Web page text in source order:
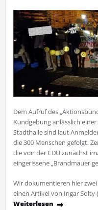
Dem Aufruf des
Kundgebung anlässlich
Stadthalle sind laut
die 300 Menschen gefolgt.
die von der CDU zunächst
eingerissene „Brandmauer
Wir dokumentieren hier
einen Artikel von Ingar Solty
Weiterlesen